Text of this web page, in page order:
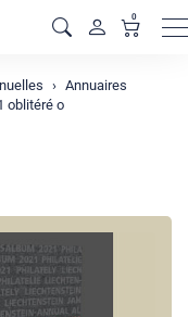
0
Annuaires
oblitéré o